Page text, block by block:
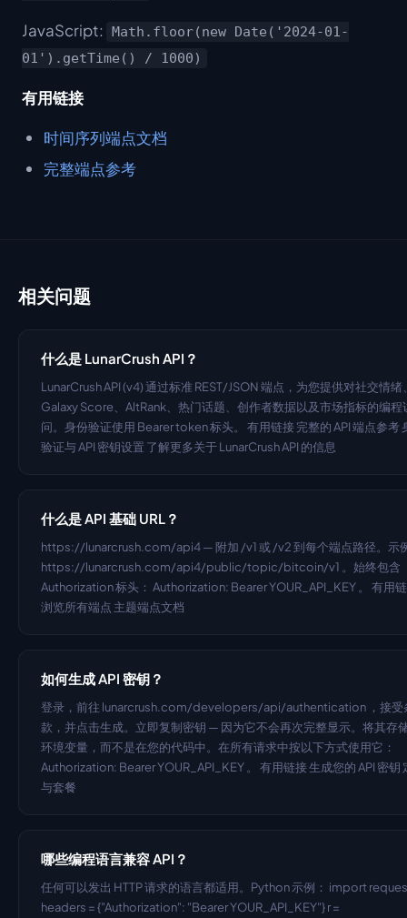
JavaScript:
Math.floor(new Date('2024-01-
01').getTime() / 1000)
有用链接
时间序列端点文档
完整端点参考
相关问题
什么是 LunarCrush API？
LunarCrush API (v4) 通过标准 REST/JSON 端点，为您提供对社交情绪
Galaxy Score、AltRank、热门话题、创作者数据以及市场指标的编程
问。身份验证使用 Bearer token 标头。 有用链接 完整的 API 端点参考
验证与 API 密钥设置 了解更多关于 LunarCrush API 的信息
什么是 API 基础 URL？
https://lunarcrush.com/api4 — 附加 /v1 或 /v2 到每个端点路径。示
https://lunarcrush.com/api4/public/topic/bitcoin/v1 。始终包含
Authorization 标头： Authorization: Bearer YOUR_API_KEY 。 有用
浏览所有端点 主题端点文档
如何生成 API 密钥？
登录，前往 lunarcrush.com/developers/api/authentication ，接受
款，并点击生成。立即复制密钥 — 因为它不会再次完整显示。将其存
环境变量，而不是在您的代码中。在所有请求中按以下方式使用它：
Authorization: Bearer YOUR_API_KEY 。 有用链接 生成您的 API 密钥
与套餐
哪些编程语言兼容 API？
任何可以发出 HTTP 请求的语言都适用。Python 示例： import
headers = {"Authorization": "Bearer YOUR_API_KEY"} r =